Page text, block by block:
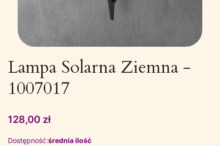
Lampa Solarna Ziemna -
1007017
Cena
128,00 zł
Dostępność:średnia ilość